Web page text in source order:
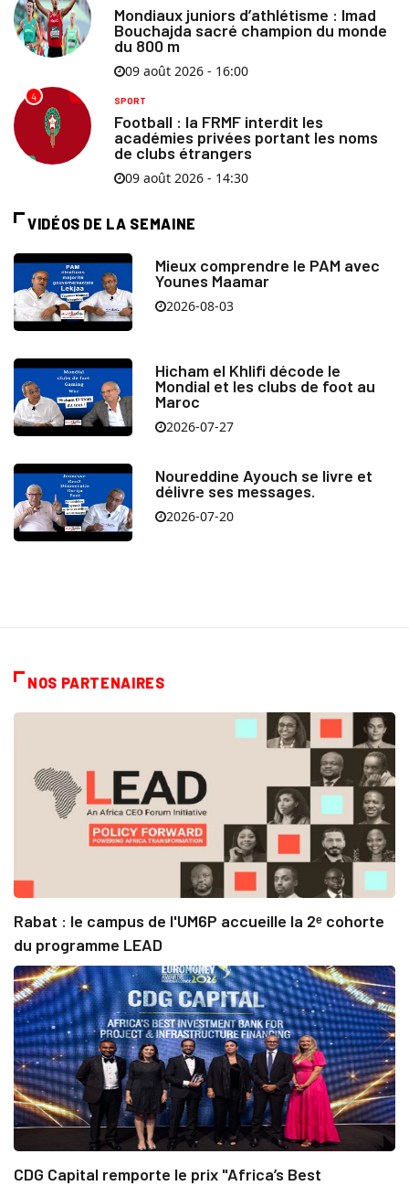
Mondiaux juniors d’athlétisme : Imad
Bouchajda sacré champion du monde
du 800 m
09 août 2026 - 16:00
4 SPORT
Football : la FRMF interdit les
académies privées portant les noms
de clubs étrangers
09 août 2026 - 14:30
VIDÉOS DE LA SEMAINE
Mieux comprendre le PAM avec
Younes Maamar
2026-08-03
Hicham el Khlifi décode le
Mondial et les clubs de foot au
Maroc
2026-07-27
Noureddine Ayouch se livre et
délivre ses messages.
2026-07-20
NOS PARTENAIRES
Rabat : le campus de l'UM6P accueille la 2ᵉ cohorte
du programme LEAD
CDG Capital remporte le prix "Africa’s Best